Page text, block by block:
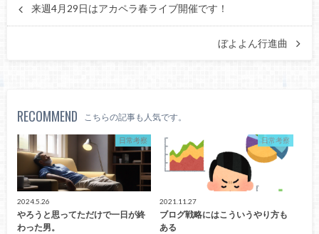
来週4月29日はアカペラ春ライブ開催です！
ぼよよん行進曲
RECOMMEND こちらの記事も人気です。
日常考察
2024.5.26
やろうと思ってただけで一日が終
わった男。
日常考察
2021.11.27
ブログ戦略にはこういうやり方も
ある